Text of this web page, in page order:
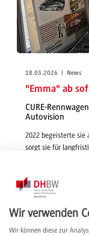
18.03.2026 | News
"Emma" ab
CURE-
Autovision
2022 begeisterte sie
sorgt sie für
Student-Teams
ausgestellt.
weiterlesen
Wir verwenden
Wir können diese zur